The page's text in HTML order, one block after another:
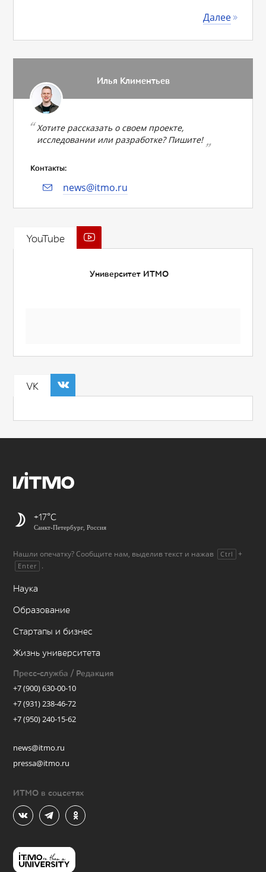
Далее
Илья Климентьев
Хотите рассказать о своем проекте,
исследовании или разработке? Пишите!
Контакты:
news@itmo.ru
YouTube
Университет ИТМО
VK
+17
Санкт-Петербург, Россия
Нашли опечатку? Сообщите нам, выделив текст и нажав Ctrl +
Enter .
Наука
Образование
Стартапы и бизнес
Жизнь университета
Пресс-служба / Редакция
+7 (900) 630-00-10
+7 (931) 238-46-72
+7 (950) 240-15-62
news@itmo.ru
pressa@itmo.ru
ИТМО в соцсетях